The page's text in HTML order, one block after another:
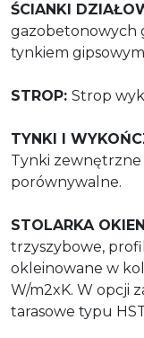
ŚCIANKI
gazobetonowych
tynkiem
STROP: Strop
TYNKI I
Tynki zewnętrzne
porównywalne.
STOLARKA
trzyszybowe,
okleinowane w
W/m2xK. W opcji
tarasowe typu